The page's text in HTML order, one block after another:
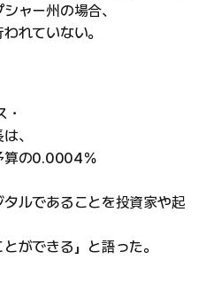
ャー州の場合、
れていない。
、
算の0.0004％
ルであることを投資家や起
ができる」と語った。